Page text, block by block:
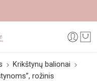
Krikštynų balionai
rožinis